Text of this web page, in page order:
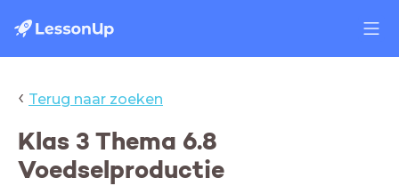
‹ Terug naar zoeken
Klas 3 Thema 6.8
Voedselproductie